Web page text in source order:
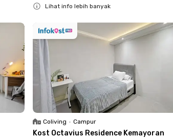
Lihat info lebih banyak
Coliving • Campur
Kost Octavius Residence Kemayoran